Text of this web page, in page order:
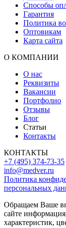
Способы
Гарантия
Политика
Оптовикам
Карта сайта
О КОМПАНИИ
О нас
Реквизиты
Вакансии
Портфолио
Отзывы
Блог
Статьи
Контакты
КОНТАКТЫ
+7 (495) 374-73-35
info@medver.ru
Политика
персональных
Обращаем Ваше
сайте
характеристик,